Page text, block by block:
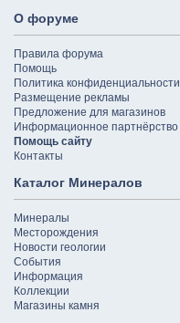
О форуме
Правила форума
Помощь
Политика конфиденциальности
Размещение рекламы
Предложение для магазинов
Информационное партнёрство
Помощь сайту
Контакты
Каталог Минералов
Минералы
Месторождения
Новости геологии
События
Информация
Коллекции
Магазины камня